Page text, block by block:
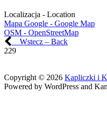
Localizacja - Location
Mapa Google - Google Map
OSM - OpenStreetMap
Wstecz – Back
229
Copyright © 2026 Kapliczki i
Powered by WordPress and